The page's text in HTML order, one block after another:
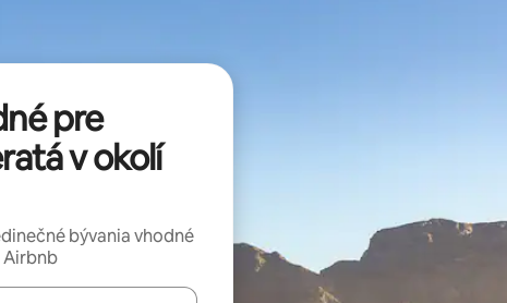
pre
v okolí
bývania vhodné
Airbnb